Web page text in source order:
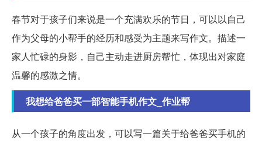
春节对于孩子们来说是一个充满欢乐的节日，可以以自己
作为父母的小帮手的经历和感受为主题来写作文。描述一
家人忙碌的身影，自己主动走进厨房帮忙，体现出对家庭
温馨的感激之情。
我想给爸爸买一部智能手机作文_作业帮
从一个孩子的角度出发，可以写一篇关于给爸爸买手机的